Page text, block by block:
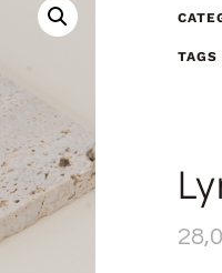
TAGS